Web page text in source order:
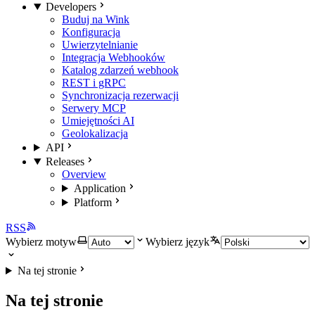
Developers
Buduj na Wink
Konfiguracja
Uwierzytelnianie
Integracja Webhooków
Katalog zdarzeń webhook
REST i gRPC
Synchronizacja rezerwacji
Serwery MCP
Umiejętności AI
Geolokalizacja
API
Releases
Overview
Application
Platform
RSS
Wybierz motyw
Wybierz język
Na tej stronie
Na tej stronie